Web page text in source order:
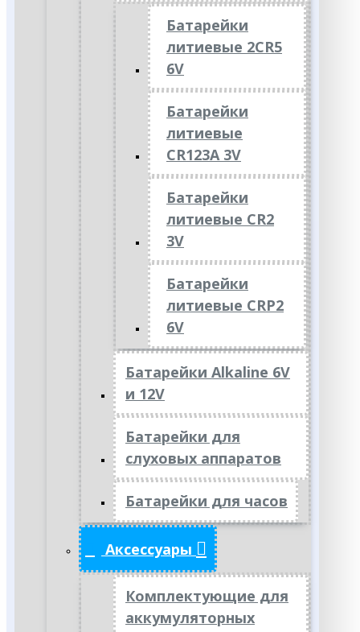
Батарейки
литиевые 2CR5
6V
Батарейки
литиевые
CR123A 3V
Батарейки
литиевые CR2
3V
Батарейки
литиевые CRP2
6V
Батарейки Alkaline 6V
и 12V
Батарейки для
слуховых аппаратов
Батарейки для часов
Аксессуары
Комплектующие для
аккумуляторных